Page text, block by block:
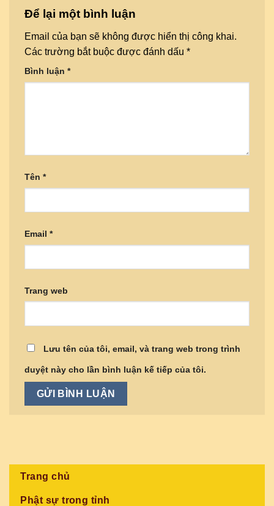
Để lại một bình luận
Email của bạn sẽ không được hiển thị công khai.
Các trường bắt buộc được đánh dấu *
Bình luận *
Tên *
Email *
Trang web
Lưu tên của tôi, email, và trang web trong trình
duyệt này cho lần bình luận kế tiếp của tôi.
Trang chủ
Phật sự trong tỉnh